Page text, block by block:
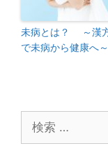
未病とは？ ～漢
で未病から健康へ～